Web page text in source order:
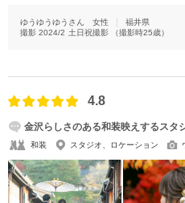
ゆうゆうゆうさん 女性
福井県
撮影 2024/2 土日祝撮影 （撮影時25歳）
4.8
金沢らしさのある和装映えするスタ
和装 スタジオ、ロケーション